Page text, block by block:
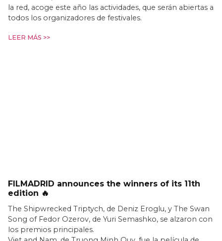
la red, acoge este año las actividades, que serán abiertas a
todos los organizadores de festivales.
LEER MÁS >>
FILMADRID announces the winners of its 11th
edition 🔥
The Shipwrecked Triptych, de Deniz Eroglu, y The Swan
Song of Fedor Ozerov, de Yuri Semashko, se alzaron con
los premios principales.